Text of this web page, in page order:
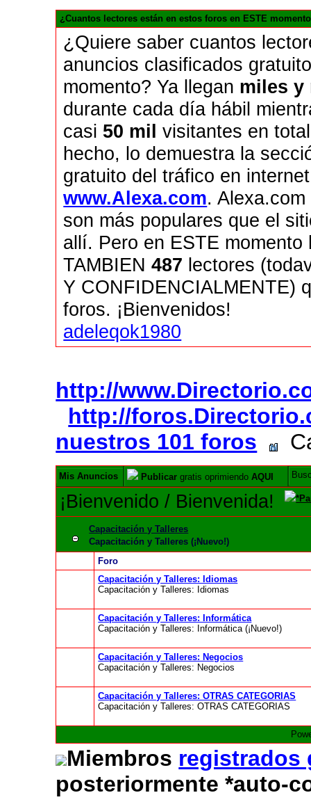
¿Cuantos lectores están en estos foros en ESTE
¿Quiere saber cuantos
anuncios clasificados
momento? Ya llegan miles y
durante cada día hábil
casi 50 mil visitantes en
hecho, lo demuestra la
gratuito del tráfico en
www.Alexa.com.
son más populares que el
allí. Pero en ESTE
TAMBIEN487 lectores
Y CONFIDENCIALMENTE)
foros. ¡Bienvenidos!
adeleqok1980
http://
http://
nuestros 101 foros
Mis Anuncios Publicar gratis oprimiendoAQUI
¡Bienvenido / Bienvenida!
Capacitación y Talleres
Capacitación y Talleres (¡Nuevo!)
Foro
Capacitación y Talleres: Idiomas
Capacitación y Talleres: Idiomas
Capacitación y Talleres: Informática
Capacitación y Talleres: Informática (¡Nuevo!)
Capacitación y Talleres: Negocios
Capacitación y Talleres: Negocios
Capacitación y Talleres: OTRAS CATEGORIAS
Capacitación y Talleres: OTRAS CATEGORIAS
Miembros registrados
posteriormente *auto-